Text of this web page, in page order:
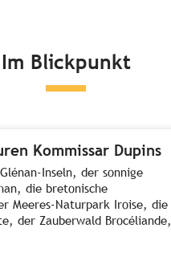
Im Blickpunkt
Kommissar Dupins
Inseln, der sonnige
die bretonische
Meeres-Naturpark Iroise, die
der Zauberwald Brocéliande,